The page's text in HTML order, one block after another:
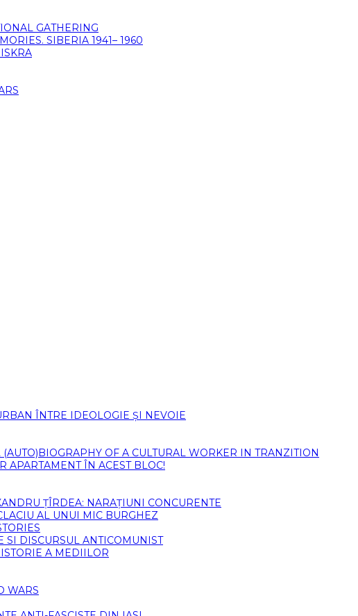
GATHERING
SIBERIA 1941– 1960
ÎNTRE IDEOLOGIE ȘI NEVOIE
OF A CULTURAL WORKER IN TRANZITION
APARTAMENT ÎN ACEST BLOC!
ȚÎRDEA: NARAȚIUNI CONCURENTE
AL UNUI MIC BURGHEZ
DISCURSUL ANTICOMUNIST
A MEDIILOR
WARS